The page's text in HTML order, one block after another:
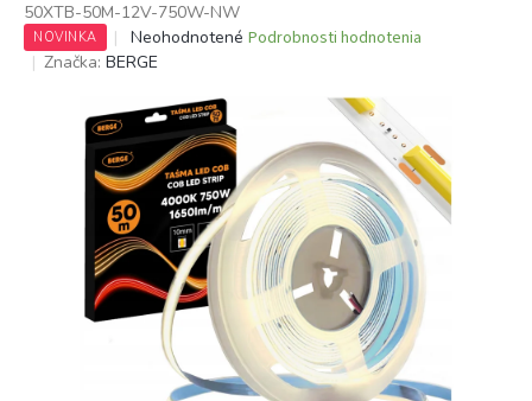
50XTB-50M-12V-750W-NW
NOVINKA
Priemerné
hodnotenie
0,0
z
5
hviezdičiek.
Neohodnotené Podrobnosti hodnotenia
Značka: BERGE